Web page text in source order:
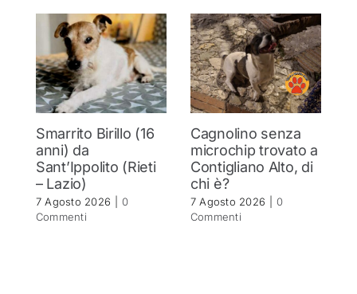
Smarrito Birillo (16
anni) da
Sant’Ippolito (Rieti
– Lazio)
7 Agosto 2026
0
Commenti
Cagnolino senza
microchip trovato a
Contigliano Alto, di
chi è?
7 Agosto 2026
0
Commenti